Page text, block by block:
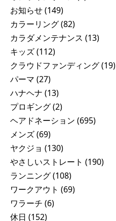
お知らせ(149)
カラーリング(82)
カラダメンテナンス (13)
キッズ(112)
クラウドファンディング(19)
パーマ (27)
ハナヘナ (13)
プロギング(2)
ヘアドネーション (695)
メンズ(69)
ヤクジョ (130)
やさしいストレート (190)
ランニング(108)
ワークアウト (69)
ワラーチ (6)
休日 (152)